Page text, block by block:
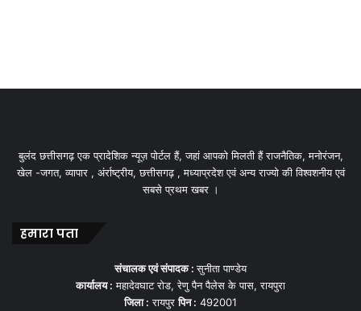
बुलंद छत्तीसगढ़ एक प्रादेशिक न्यूज़ पोर्टल हैं, जहां आपको मिलती हैं राजनैतिक, मनोरंजन,
खेल -जगत, व्यापार , अंर्राष्ट्रीय, छत्तीसगढ़ , मध्याप्रदेश एवं अन्य राज्यो की विश्वशनीय एवं
सबसे प्रथम खबर ।
हमारा पता
संचालक एवं संपादक :सुनीता पाण्डेय
कार्यालय : महादेवघाट रोड, रेणु पैन पैलेस के पास, रायपुरा
जिला : रायपुरपिन : 492001